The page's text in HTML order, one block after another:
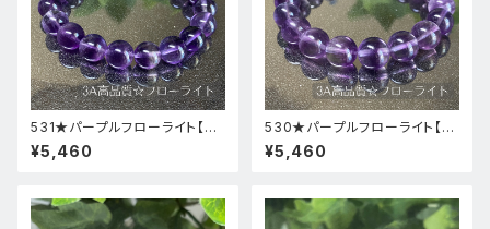
531★パープルフローライト【高
品質・高透明度】天然石パワース
トーンブレスレット新品
¥5,460
530★パープルフローライト【高
品質・高透明度】天然石パワース
トーンブレスレット新品
¥5,460